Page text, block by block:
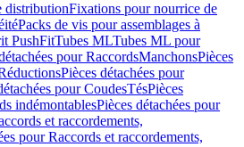
distributionFixations pour nourrice de
Packs de vis pour assemblages à
PushFitTubes MLTubes ML pour
pour RaccordsManchonsPièces
Pièces détachées pour
pour CoudesTésPièces
indémontablesPièces détachées pour
et raccordements,
pour Raccords et raccordements,